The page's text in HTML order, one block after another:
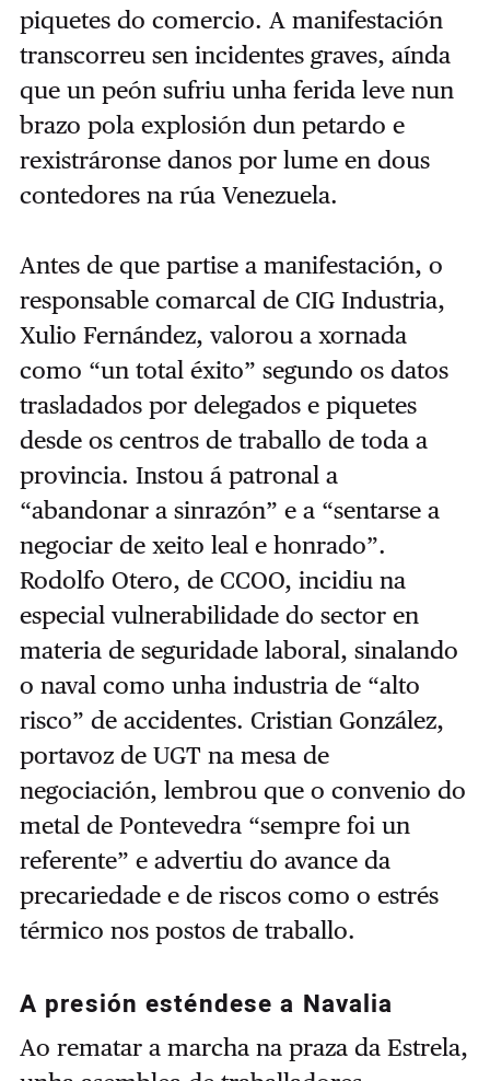
piquetes do comercio. A manifestación
transcorreu sen incidentes graves, aínda
que un peón sufriu unha ferida leve nun
brazo pola explosión dun petardo e
rexistráronse danos por lume en dous
contedores na rúa Venezuela.
Antes de que partise a manifestación, o
responsable comarcal de CIG Industria,
Xulio Fernández, valorou a xornada
como “un total éxito” segundo os datos
trasladados por delegados e piquetes
desde os centros de traballo de toda a
provincia. Instou á patronal a
“abandonar a sinrazón” e a “sentarse a
negociar de xeito leal e honrado”.
Rodolfo Otero, de CCOO, incidiu na
especial vulnerabilidade do sector en
materia de seguridade laboral, sinalando
o naval como unha industria de “alto
risco” de accidentes. Cristian González,
portavoz de UGT na mesa de
negociación, lembrou que o convenio do
metal de Pontevedra “sempre foi un
referente” e advertiu do avance da
precariedade e de riscos como o estrés
térmico nos postos de traballo.
A presión esténdese a Navalia
Ao rematar a marcha na praza da Estrela,